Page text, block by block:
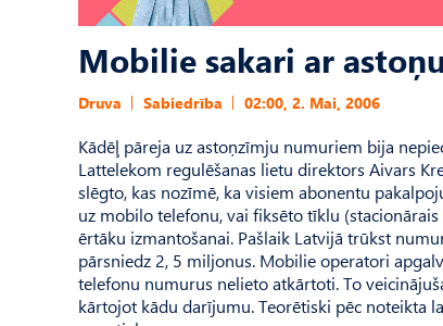
Mobilie sakari ar
Druva Sabiedrība 02:00, 2. Mai, 2006
Kādēļ pāreja uz astoņzīmju numuriem bija
Lattelekom regulēšanas lietu direktors Aivars
slēgto, kas nozīmē, ka visiem abonentu
uz mobilo telefonu, vai fiksēto tīklu
ērtāku izmantošanai. Pašlaik Latvijā trūkst
pārsniedz 2, 5 miljonus. Mobilie operatori
telefonu numurus nelieto atkārtoti. To
kārtojot kādu darījumu. Teorētiski pēc noteikta